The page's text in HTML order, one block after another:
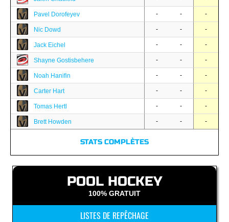
Pavel Dorofeyev - - -
Nic Dowd - - -
Jack Eichel - - -
Shayne Gostisbehere - - -
Noah Hanifin - - -
Carter Hart - - -
Tomas Hertl - - -
Brett Howden - - -
STATS COMPLÈTES
POOL HOCKEY
100% GRATUIT
LISTES DE REPÊCHAGE